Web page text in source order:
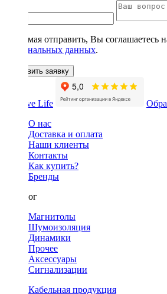
Нажимая отправить, Вы соглашаетесь
персональных данных.
Оставить заявку
О нас
Доставка и оплата
Наши клиенты
Контакты
Как купить?
Бренды
Каталог
Магнитолы
Шумоизоляция
Динамики
Прочее
Аксессуары
Сигнализации
Кабельная продукция